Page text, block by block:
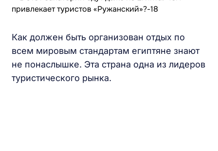
Как должен быть организован отдых по
всем мировым стандартам египтяне знают
не понаслышке. Эта страна одна из лидеров
туристического рынка.